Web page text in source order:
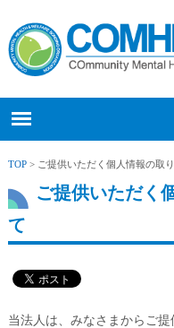
TOP> ご提供いただく個人情報の取
ご提供いただく
て
当法人は、みなさまからご